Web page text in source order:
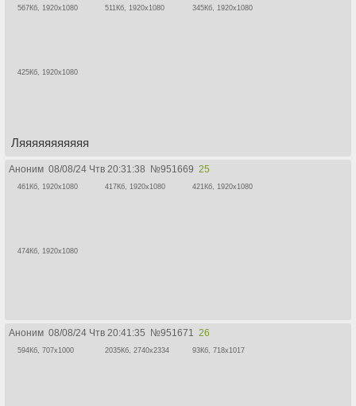
567Кб, 1920x1080 511Кб, 1920x1080 345Кб, 1920x1080
425Кб, 1920x1080
Ляяяяяяяяяяя
Аноним 08/08/24 Чтв 20:31:38 №951669 25
461Кб, 1920x1080 417Кб, 1920x1080 421Кб, 1920x1080
474Кб, 1920x1080
Аноним 08/08/24 Чтв 20:41:35 №951671 26
594Кб, 707x1000 2035Кб, 2740x2334 93Кб, 718x1017